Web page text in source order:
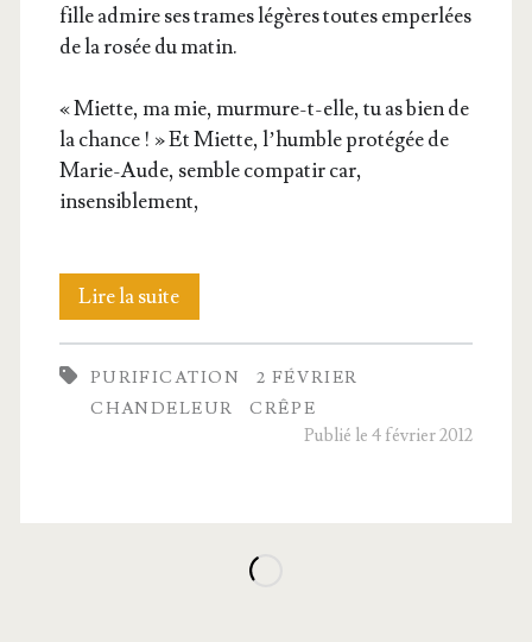
fille admire ses trames légères toutes emper­lées
de la rosée du matin.
« Miette, ma mie, mur­mure-t-elle, tu as bien de
la chance ! » Et Miette, l’humble pro­té­gée de
Marie-Aude, semble com­pa­tir car,
insensiblement,
Lire la suiteLa
den­
telle
PURIFICATION
2 FÉVRIER
CHANDELEUR
CRÊPE
Publié le 4 février 2012